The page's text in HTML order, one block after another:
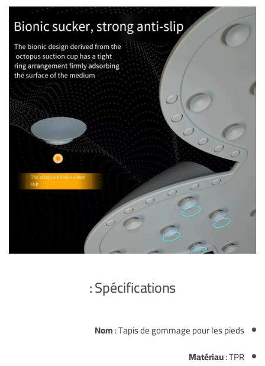
Spécifications :
Nom: Tapis de gommage pour les pieds
Matériau: TPR